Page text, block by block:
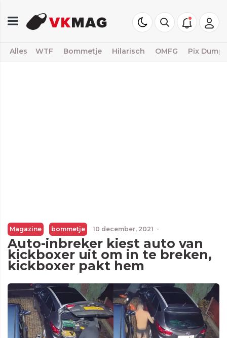
Alles WTF Bommetje Hilarisch OMFG Pix Dump
Magazine bommetje 10 december, 2021 ·
Auto-inbreker kiest auto van
kickboxer uit om in te breken,
kickboxer pakt hem